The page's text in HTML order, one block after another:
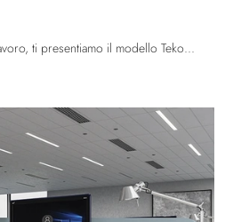
Se vuoi ultimare gli spazi di lavoro, ti presentiamo il modello Teko Panel di Colombini Office tra differenti soluzioni di scrivanie operative.